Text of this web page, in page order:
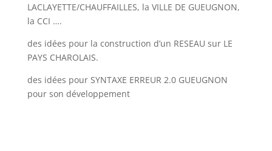
LACLAYETTE/CHAUFFAILLES, la VILLE DE GUEUGNON,
la CCI ….
des idées pour la construction d’un RESEAU sur LE
PAYS CHAROLAIS.
des idées pour SYNTAXE ERREUR 2.0 GUEUGNON
pour son développement